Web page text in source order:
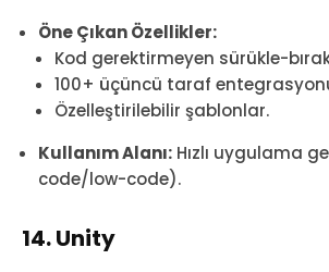
Öne Çıkan Özellikler:
Kod gerektirmeyen sürükle-
100+ üçüncü taraf
Özelleştirilebilir şablonlar.
Kullanım Alanı: Hızlı uygulama
code/low-code).
14. Unity